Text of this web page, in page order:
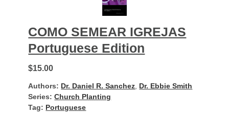
COMO SEMEAR IGREJAS
Portuguese Edition
$15.00
Authors: Dr. Daniel R. Sanchez Dr. Ebbie Smith
Series: Church Planting
Tag: Portuguese